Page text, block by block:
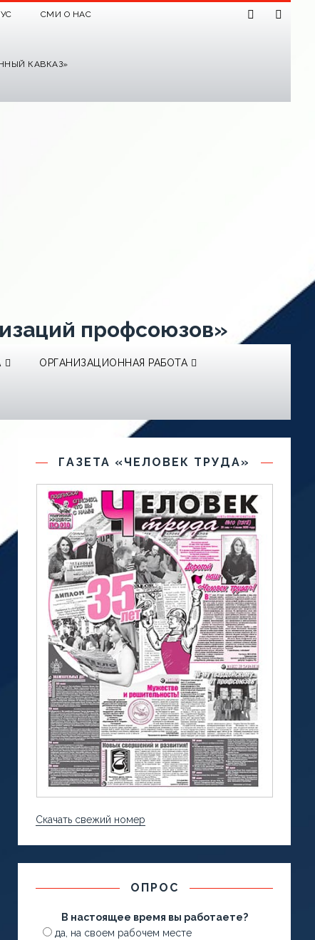
СМИ О НАС
КАВКАЗ»
профсоюзов»
ОРГАНИЗАЦИОННАЯ РАБОТА
ГАЗЕТА «ЧЕЛОВЕК ТРУДА»
Скачать свежий номер
ОПРОС
В настоящее время вы работаете?
да, на своем рабочем месте